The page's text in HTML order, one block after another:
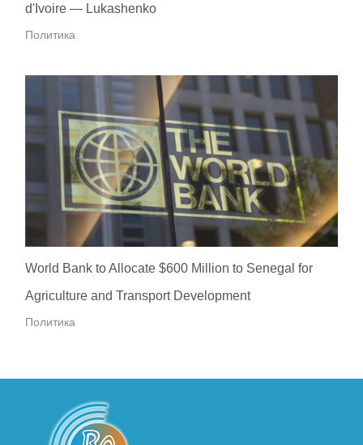
d'Ivoire — Lukashenko
Политика
World Bank to Allocate $600 Million to Senegal for
Agriculture and Transport Development
Политика